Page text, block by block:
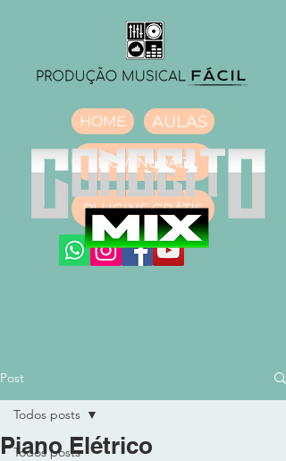
HOME AULAS
DOWNLOAD
PLUGINS GRÁTIS
Post
Todos posts
Todos posts
Piano Elétrico